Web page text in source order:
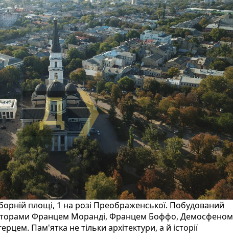
площі, 1 на розі Преображенської. Побудований
Францем Моранді, Францем Боффо, Демосфеном
Пам'ятка не тільки архітектури, а й історії